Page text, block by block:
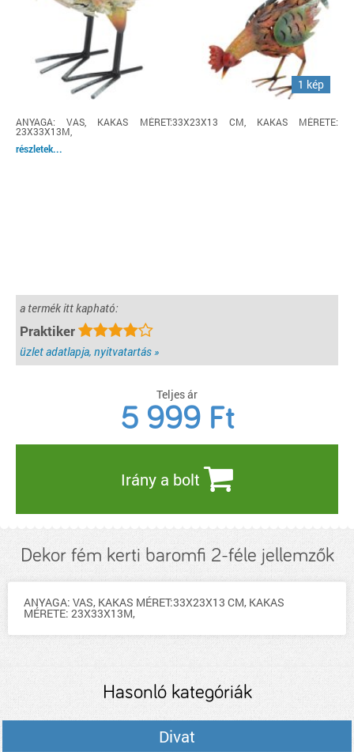
1 kép
ANYAGA: VAS, KAKAS MÉRET:33X23X13 CM, KAKAS MÉRETE:
23X33X13M,
részletek...
a termék itt kapható:
Praktiker
üzlet adatlapja, nyitvatartás »
Teljes ár
5 999 Ft
Irány a bolt
Dekor fém kerti baromfi 2-féle jellemzők
ANYAGA: VAS, KAKAS MÉRET:33X23X13 CM, KAKAS
MÉRETE: 23X33X13M,
Hasonló kategóriák
Divat